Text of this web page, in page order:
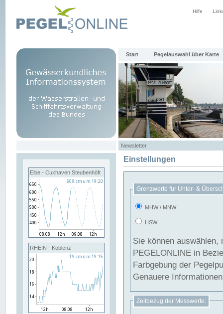
Hilfe
Start Pegelauswahl über Karte
Newsletter
Elbe - Cuxhaven Steubenhöft
RHEIN - Koblenz
Einstellungen
Grenzwerte für Unter- &
MHW / MNW
HSW
Sie können
PEGELONLINE in Beziehung
Farbgebung der
Genauere
Zeitbezug der Messwerte: